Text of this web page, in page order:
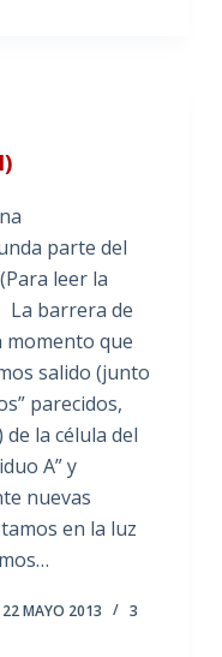
parte del
leer la
La barrera de
momento que
salido (junto
parecidos,
la célula del
A” y
nuevas
en la luz
22 MAYO 2013
3